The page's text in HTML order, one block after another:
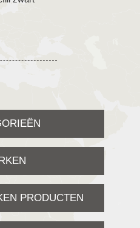
PRODUCTEN